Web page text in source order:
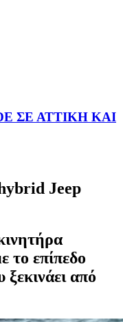
ΣΕ ΑΤΤΙΚΗ ΚΑΙ
Jeep
το επίπεδο
από